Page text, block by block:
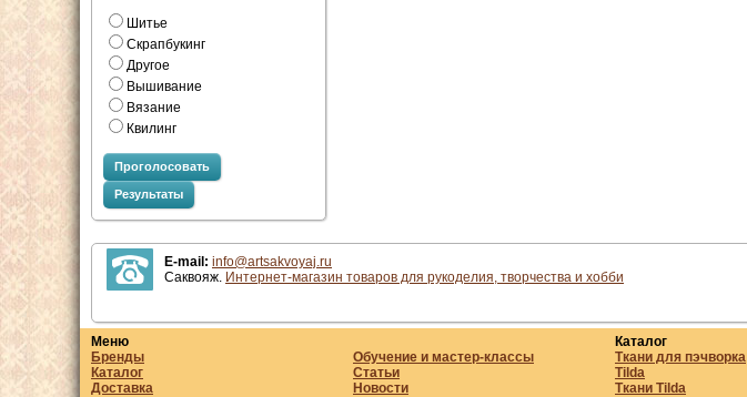
Шитье
Скрапбукинг
Другое
Вышивание
Вязание
Квилинг
Проголосовать
Результаты
E-mail: info@artsakvoyaj.ru
Саквояж. Интернет-магазин товаров для рукоделия, творчества и хобби
Меню
Бренды
Каталог
Доставка
Обучение и мастер-классы
Статьи
Новости
Каталог
Ткани для пэчворка
Tilda
Ткани Tilda